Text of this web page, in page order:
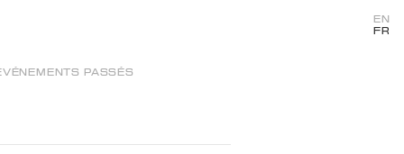
PASSÉS
EN
FR